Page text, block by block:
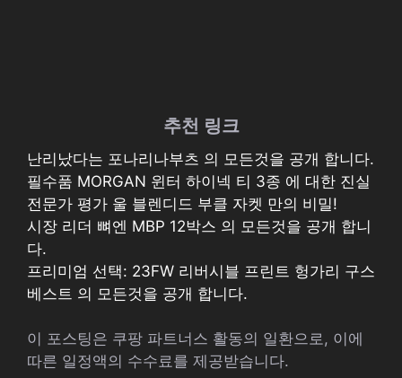
추천 링크
난리났다는 포나리나부츠 의 모든것을 공개 합니다.
필수품 MORGAN 윈터 하이넥 티 3종 에 대한 진실
전문가 평가 울 블렌디드 부클 자켓 만의 비밀!
시장 리더 뼈엔 MBP 12박스 의 모든것을 공개 합니
다.
프리미엄 선택: 23FW 리버시블 프린트 헝가리 구스
베스트 의 모든것을 공개 합니다.
이 포스팅은 쿠팡 파트너스 활동의 일환으로, 이에
따른 일정액의 수수료를 제공받습니다.